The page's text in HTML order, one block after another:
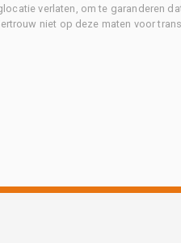
verlaten, om te garanderen
niet op deze maten voor